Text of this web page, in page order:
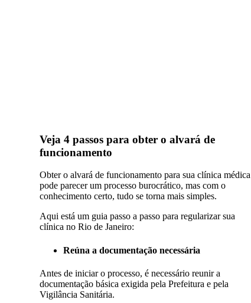
Veja 4 passos para obter o alvará de
funcionamento
Obter o alvará de funcionamento para sua clínica médica
pode parecer um processo burocrático, mas com o
conhecimento certo, tudo se torna mais simples.
Aqui está um guia passo a passo para regularizar sua
clínica no Rio de Janeiro:
Reúna a documentação necessária
Antes de iniciar o processo, é necessário reunir a
documentação básica exigida pela Prefeitura e pela
Vigilância Sanitária.